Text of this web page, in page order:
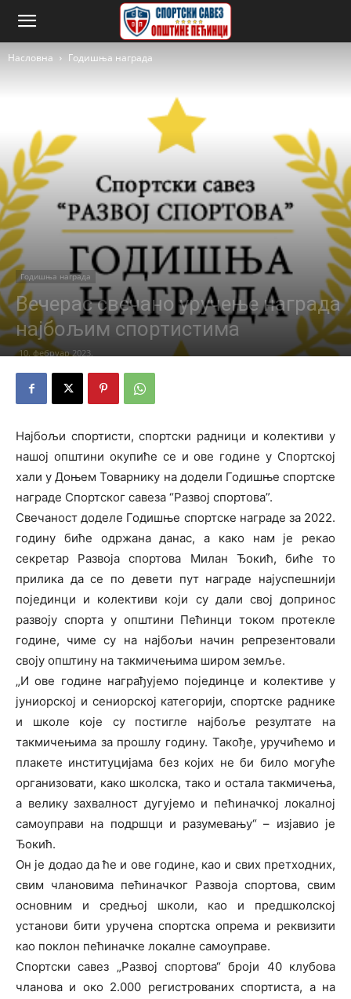
Насловна Годишња награда
Годишња награда
Вечерас свечано уручење награда
најбољим спортистима
10. фебруар 2023.
Најбољи спортисти, спортски радници и колективи у
нашој општини окупиће се и ове године у Спортској
хали у Доњем Товарнику на додели Годишње спортске
награде Спортског савеза “Развој спортова”.
Свечаност доделе Годишње спортске награде за 2022.
годину биће одржана данас, а како нам је рекао
секретар Развоја спортова Милан Ђокић, биће то
прилика да се по девети пут награде најуспешнији
појединци и колективи који су дали свој допринос
развоју спорта у општини Пећинци током протекле
године, чиме су на најбољи начин репрезентовали
своју општину на такмичењима широм земље.
„И ове године награђујемо појединце и колективе у
јуниорској и сениорској категорији, спортске раднике
и школе које су постигле најбоље резултате на
такмичењима за прошлу годину. Такође, уручићемо и
плакете институцијама без којих не би било могуће
организовати, како школска, тако и остала такмичења,
а велику захвалност дугујемо и пећиначкој локалној
самоуправи на подршци и разумевању“ – изјавио је
Ђокић.
Он је додао да ће и ове године, као и свих претходних,
свим члановима пећиначког Развоја спортова, свим
основним и средњој школи, као и предшколској
установи бити уручена спортска опрема и реквизити
као поклон пећиначке локалне самоуправе.
Спортски савез „Развој спортова“ броји 40 клубова
чланова и око 2.000 регистрованих спортиста, а на